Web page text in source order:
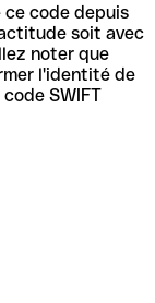
code depuis
soit avec
noter que
l'identité de
SWIFT